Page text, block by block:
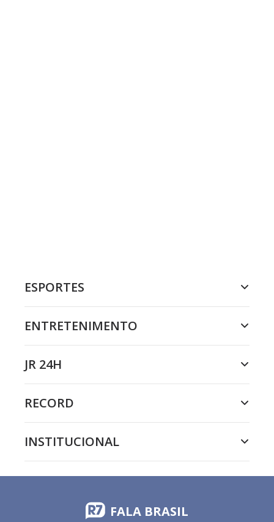
ESPORTES
ENTRETENIMENTO
JR 24H
RECORD
INSTITUCIONAL
FALA BRASIL